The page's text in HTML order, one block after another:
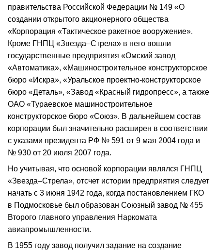
правительства Российской Федерации № 149 «О
создании открытого акционерного общества
«Корпорация «Тактическое ракетное вооружение».
Кроме ГНПЦ «Звезда–Стрела» в него вошли
государственные предприятия «Омский завод
«Автоматика», «Машиностроительное конструкторское
бюро «Искра», «Уральское проектно-конструкторское
бюро «Деталь», «Завод «Красный гидропресс», а также
ОАО «Тураевское машиностроительное
конструкторское бюро «Союз». В дальнейшем состав
корпорации был значительно расширен в соответствии
с указами президента РФ № 591 от 9 мая 2004 года и
№ 930 от 20 июля 2007 года.
Но учитывая, что основой корпорации являлся ГНПЦ
«Звезда–Стрела», отсчет истории предприятия следует
начать с 3 июня 1942 года, когда постановлением ГКО
в Подмосковье был образован Союзный завод № 455
Второго главного управления Наркомата
авиапромышленности.
В 1955 году завод получил задание на создание